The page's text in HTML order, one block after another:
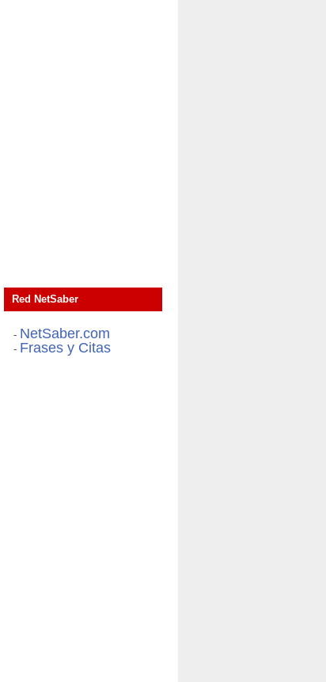
Red NetSaber
- NetSaber.com
- Frases y Citas